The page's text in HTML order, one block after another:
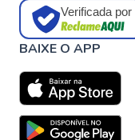
Verificada por
BAIXE O APP